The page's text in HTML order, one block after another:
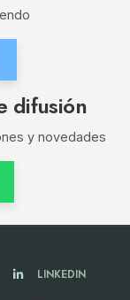
difusión
y novedades
LINKEDIN